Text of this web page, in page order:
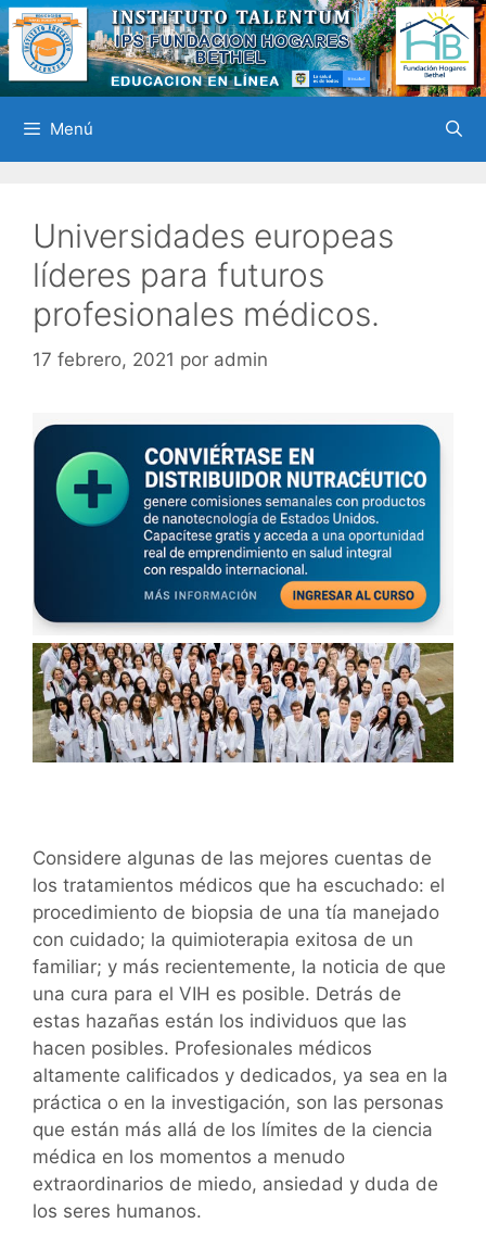
Saltar
al
contenido
Menú
Universidades europeas
líderes para futuros
profesionales médicos.
17 febrero, 2021 por admin
Considere algunas de las mejores cuentas de
los tratamientos médicos que ha escuchado: el
procedimiento de biopsia de una tía manejado
con cuidado; la quimioterapia exitosa de un
familiar; y más recientemente, la noticia de que
una cura para el VIH es posible. Detrás de
estas hazañas están los individuos que las
hacen posibles. Profesionales médicos
altamente calificados y dedicados, ya sea en la
práctica o en la investigación, son las personas
que están más allá de los límites de la ciencia
médica en los momentos a menudo
extraordinarios de miedo, ansiedad y duda de
los seres humanos.